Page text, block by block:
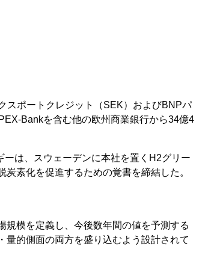
スポートクレジット（SEK）およびBNPパ
Bankを含む他の欧州商業銀行から34億4
は、スウェーデンに本社を置くH2グリー
素化を促進するための覚書を締結した。
規模を定義し、今後数年間の値を予測する
量的側面の両方を盛り込むよう設計されて